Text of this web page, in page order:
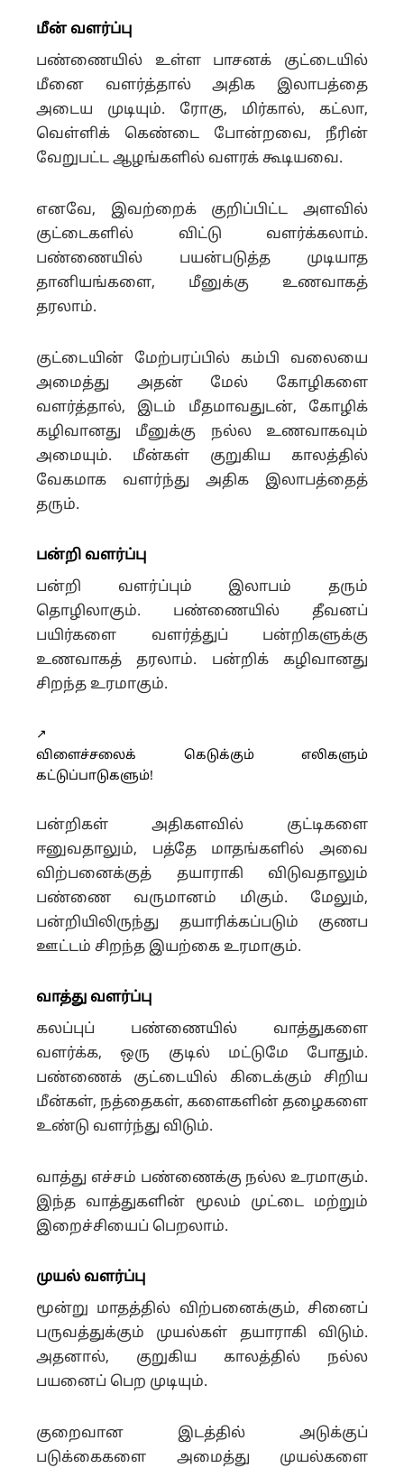
மீன் வளர்ப்பு
பண்ணையில் உள்ள பாசனக் குட்டையில்
மீனை வளர்த்தால் அதிக இலாபத்தை
அடைய முடியும். ரோகு, மிர்கால், கட்லா,
வெள்ளிக் கெண்டை போன்றவை, நீரின்
வேறுபட்ட ஆழங்களில் வளரக் கூடியவை.
எனவே, இவற்றைக் குறிப்பிட்ட அளவில்
குட்டைகளில் விட்டு வளர்க்கலாம்.
பண்ணையில் பயன்படுத்த முடியாத
தானியங்களை, மீனுக்கு உணவாகத்
தரலாம்.
குட்டையின் மேற்பரப்பில் கம்பி வலையை
அமைத்து அதன் மேல் கோழிகளை
வளர்த்தால், இடம் மீதமாவதுடன், கோழிக்
கழிவானது மீனுக்கு நல்ல உணவாகவும்
அமையும். மீன்கள் குறுகிய காலத்தில்
வேகமாக வளர்ந்து அதிக இலாபத்தைத்
தரும்.
பன்றி வளர்ப்பு
பன்றி வளர்ப்பும் இலாபம் தரும்
தொழிலாகும். பண்ணையில் தீவனப்
பயிர்களை வளர்த்துப் பன்றிகளுக்கு
உணவாகத் தரலாம். பன்றிக் கழிவானது
சிறந்த உரமாகும்.
↗️
விளைச்சலைக் கெடுக்கும் எலிகளும்
கட்டுப்பாடுகளும்!
பன்றிகள் அதிகளவில் குட்டிகளை
ஈனுவதாலும், பத்தே மாதங்களில் அவை
விற்பனைக்குத் தயாராகி விடுவதாலும்
பண்ணை வருமானம் மிகும். மேலும்,
பன்றியிலிருந்து தயாரிக்கப்படும் குணப
ஊட்டம் சிறந்த இயற்கை உரமாகும்.
வாத்து வளர்ப்பு
கலப்புப் பண்ணையில் வாத்துகளை
வளர்க்க, ஒரு குடில் மட்டுமே போதும்.
பண்ணைக் குட்டையில் கிடைக்கும் சிறிய
மீன்கள், நத்தைகள், களைகளின் தழைகளை
உண்டு வளர்ந்து விடும்.
வாத்து எச்சம் பண்ணைக்கு நல்ல உரமாகும்.
இந்த வாத்துகளின் மூலம் முட்டை மற்றும்
இறைச்சியைப் பெறலாம்.
முயல் வளர்ப்பு
மூன்று மாதத்தில் விற்பனைக்கும், சினைப்
பருவத்துக்கும் முயல்கள் தயாராகி விடும்.
அதனால், குறுகிய காலத்தில் நல்ல
பயனைப் பெற முடியும்.
குறைவான இடத்தில் அடுக்குப்
படுக்கைகளை அமைத்து முயல்களை